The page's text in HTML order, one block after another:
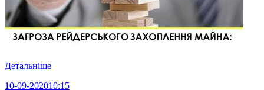
Детальніше
10-09-202010:15